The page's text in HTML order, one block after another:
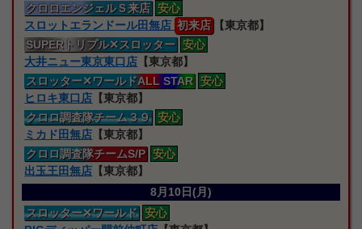
クロロエンジェルＳ来店 安心
スロットエランドール田無店 初来店
【東京都】
SUPERトリプル✕スロッター 安心
大井ニュー東京東口店 【東京都】
スロッター✕ワールドALL STAR 安心
ヒロキ東口店 【東京都】
クロロ調査隊チーム３９ 安心
ミカド田無店 【東京都】
クロロ調査隊チームS/P 安心
出玉王田無店 【東京都】
8月10日(月)
スロッター✕ワールド 安心